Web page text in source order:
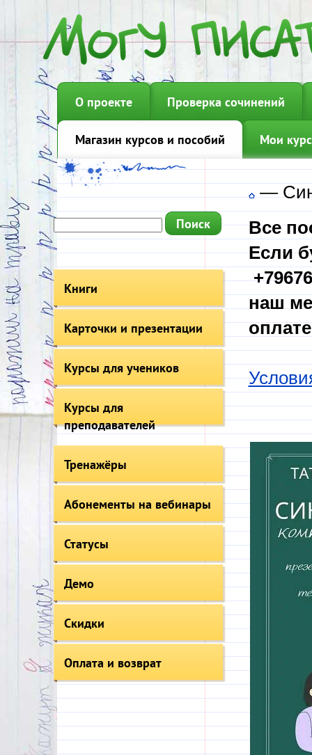
О проекте Проверка сочинений
Магазин курсов и пособий Мои
Книги
Карточки и презентации
Курсы для учеников
Курсы для
преподавателей
Тренажёры
Абонементы на вебинары
Статусы
Демо
Скидки
Оплата и возврат
—
Все
Если
наш